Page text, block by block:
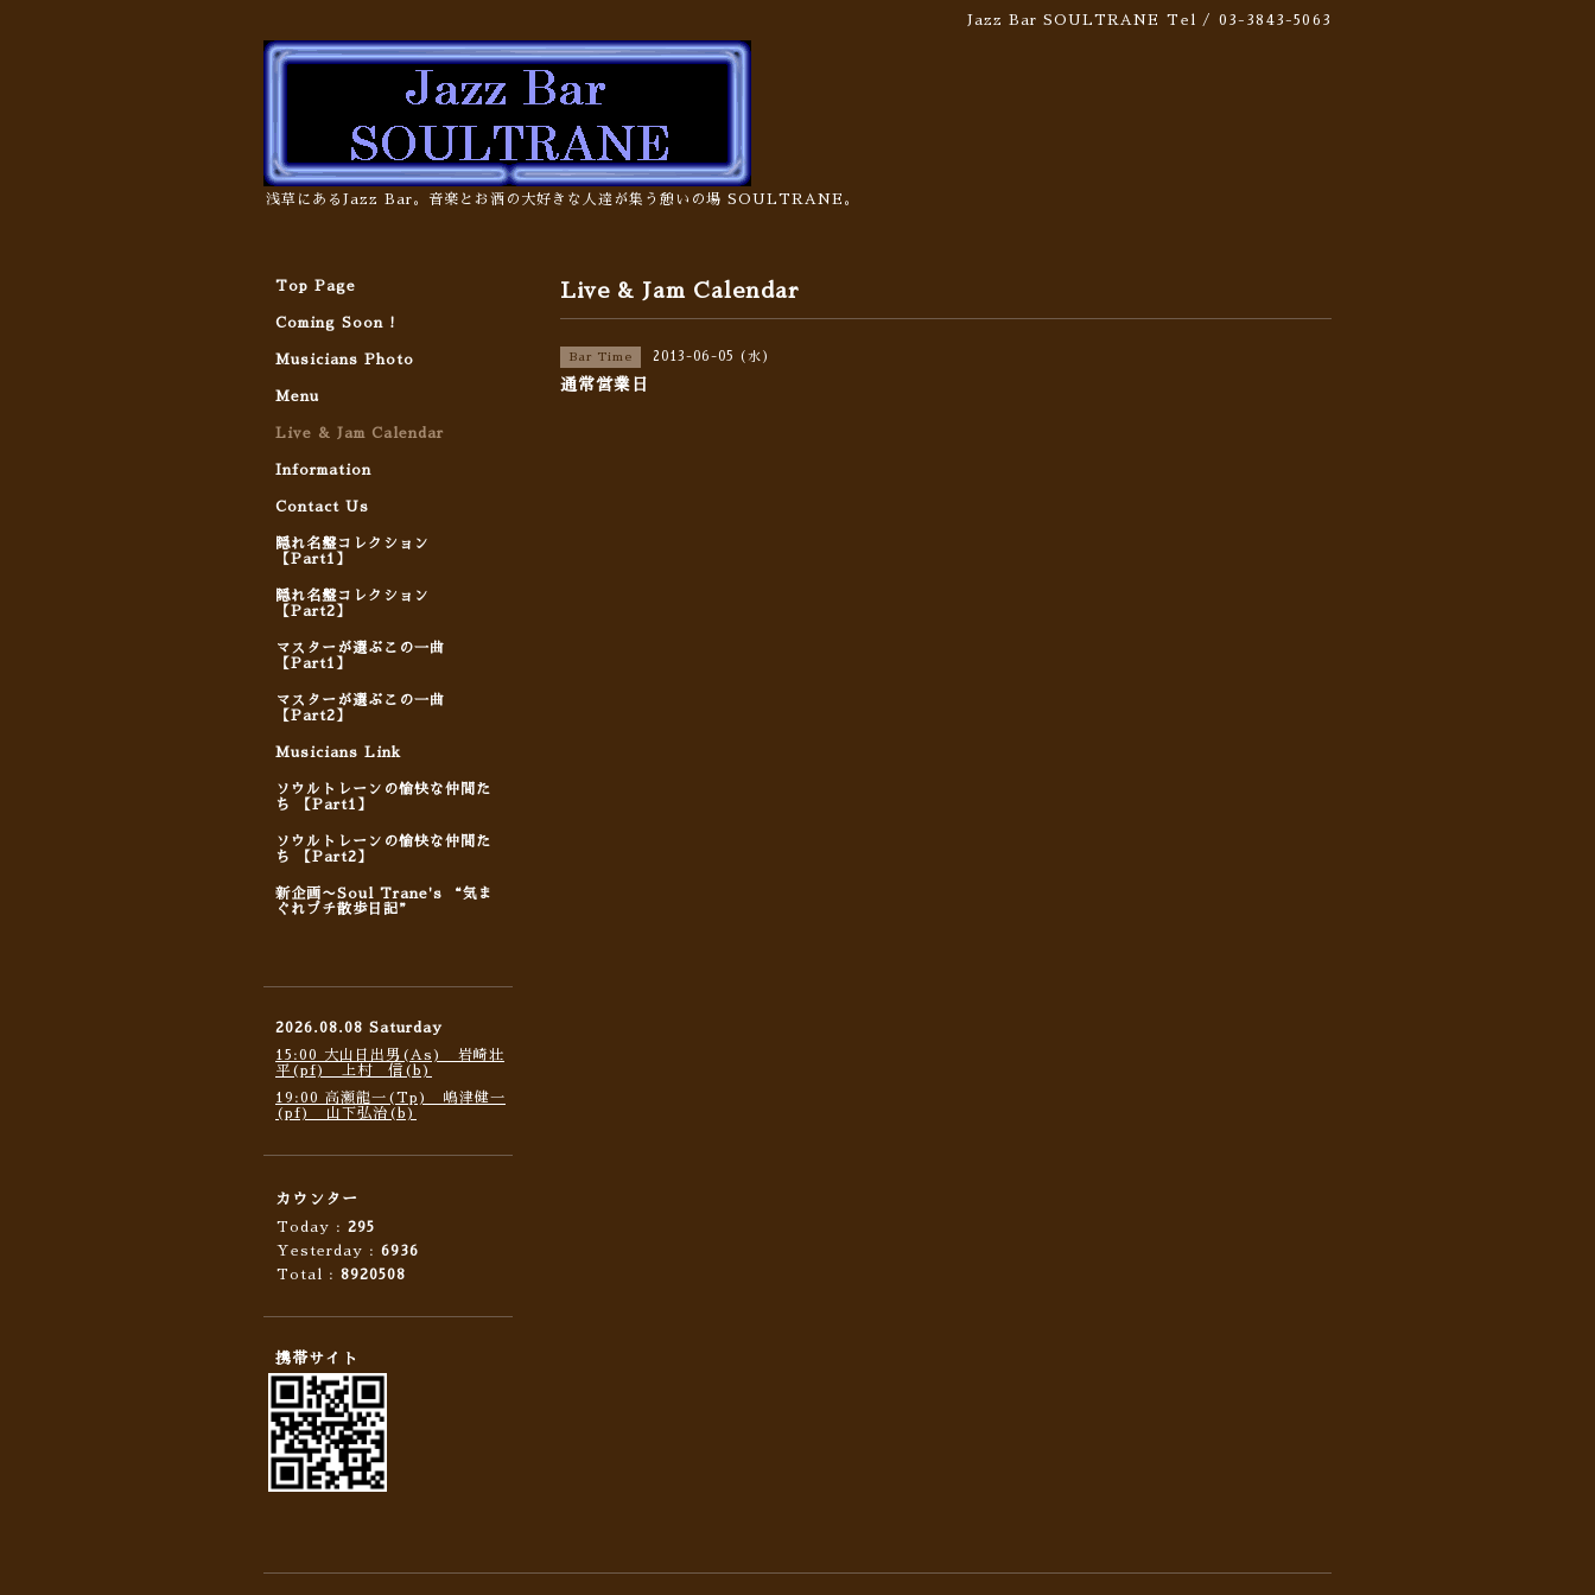
Jazz Bar SOULTRANE Tel / 03-3843-5063
浅草にあるJazz Bar。音楽とお酒の大好きな人達が集う憩いの場 SOULTRANE。
Live & Jam Calendar
Bar Time 2013-06-05 (水)
通常営業日
Top Page
Coming Soon !
Musicians Photo
Menu
Live & Jam Calendar
Information
Contact Us
隠れ名盤コレクション
【Part1】
隠れ名盤コレクション
【Part2】
マスターが選ぶこの一曲
【Part1】
マスターが選ぶこの一曲
【Part2】
Musicians Link
ソウルトレーンの愉快な仲間た
ち 【Part1】
ソウルトレーンの愉快な仲間た
ち 【Part2】
新企画〜Soul Trane's “気ま
ぐれプチ散歩日記”
2026.08.08 Saturday
15:00 大山日出男(As) 岩崎壮
平(pf) 上村 信(b)
19:00 高瀬龍一(Tp) 嶋津健一
(pf) 山下弘治(b)
カウンター
Today : 295
Yesterday : 6936
Total : 8920508
携帯サイト